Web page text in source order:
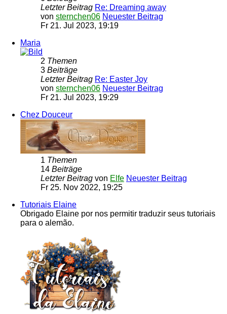
Letzter Beitrag Re: Dreaming away
von sternchen06 Neuester Beitrag
Fr 21. Jul 2023, 19:19
Maria
2 Themen
3 Beiträge
Letzter Beitrag Re: Easter Joy
von sternchen06 Neuester Beitrag
Fr 21. Jul 2023, 19:29
Chez Douceur
1 Themen
14 Beiträge
Letzter Beitrag von Elfe Neuester Beitrag
Fr 25. Nov 2022, 19:25
Tutoriais Elaine
Obrigado Elaine por nos permitir traduzir seus tutoriais
para o alemão.